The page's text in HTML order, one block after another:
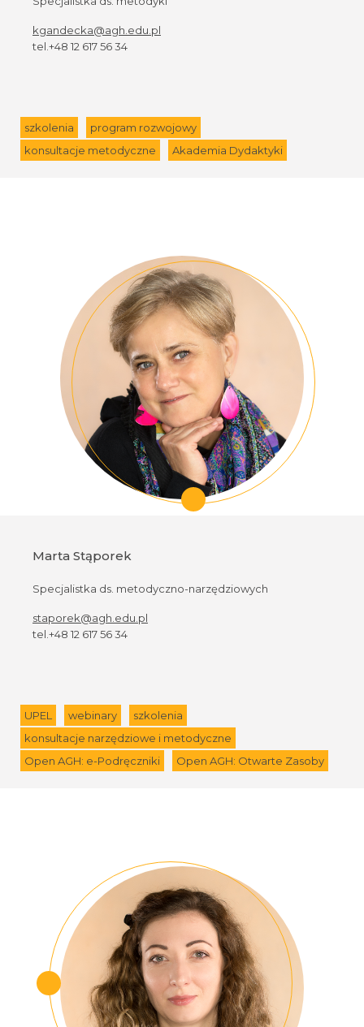
szkolenia
program rozwojowy
konsultacje metodyczne
Akademia Dydaktyki
kgandecka@agh.edu.pl
tel.+48 12 617 56 34
UPEL webinary
szkolenia
konsultacje narzędziowe i metodyczne
Open AGH: e-Podręczniki
Open AGH: Otwarte Zasoby
Marta Stąporek
Specjalistka ds. metodyczno-narzędziowych
staporek@agh.edu.pl
tel.+48 12 617 56 34